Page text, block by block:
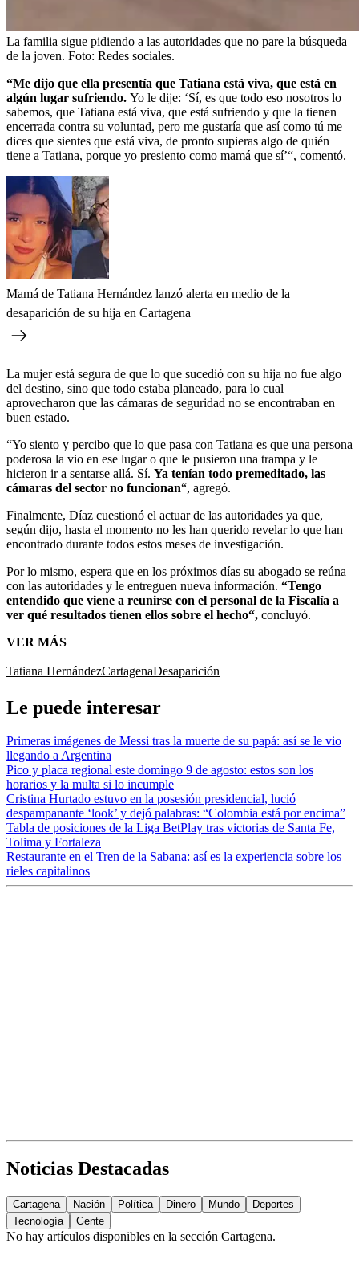
La familia sigue pidiendo a las autoridades que no pare la búsqueda
de la joven. Foto: Redes sociales.
“Me dijo que ella presentía que Tatiana está viva, que está en
algún lugar sufriendo. Yo le dije: ‘Sí, es que todo eso nosotros lo
sabemos, que Tatiana está viva, que está sufriendo y que la tienen
encerrada contra su voluntad, pero me gustaría que así como tú me
dices que sientes que está viva, de pronto supieras algo de quién
tiene a Tatiana, porque yo presiento como mamá que sí’“, comentó.
Mamá de Tatiana Hernández lanzó alerta en medio de la
desaparición de su hija en Cartagena
La mujer está segura de que lo que sucedió con su hija no fue algo
del destino, sino que todo estaba planeado, para lo cual
aprovecharon que las cámaras de seguridad no se encontraban en
buen estado.
“Yo siento y percibo que lo que pasa con Tatiana es que una persona
poderosa la vio en ese lugar o que le pusieron una trampa y le
hicieron ir a sentarse allá. Sí. Ya tenían todo premeditado, las
cámaras del sector no funcionan“, agregó.
Finalmente, Díaz cuestionó el actuar de las autoridades ya que,
según dijo, hasta el momento no les han querido revelar lo que han
encontrado durante todos estos meses de investigación.
Por lo mismo, espera que en los próximos días su abogado se reúna
con las autoridades y le entreguen nueva información. “Tengo
entendido que viene a reunirse con el personal de la Fiscalía a
ver qué resultados tienen ellos sobre el hecho“, concluyó.
VER MÁS
Tatiana HernándezCartagenaDesaparición
Le puede interesar
Primeras imágenes de Messi tras la muerte de su papá: así se le vio
llegando a Argentina
Pico y placa regional este domingo 9 de agosto: estos son los
horarios y la multa si lo incumple
Cristina Hurtado estuvo en la posesión presidencial, lució
despampanante ‘look’ y dejó palabras: “Colombia está por encima”
Tabla de posiciones de la Liga BetPlay tras victorias de Santa Fe,
Tolima y Fortaleza
Restaurante en el Tren de la Sabana: así es la experiencia sobre los
rieles capitalinos
Noticias Destacadas
Cartagena Nación Política Dinero Mundo
Deportes
Tecnología
Gente
No hay artículos disponibles en la sección Cartagena.